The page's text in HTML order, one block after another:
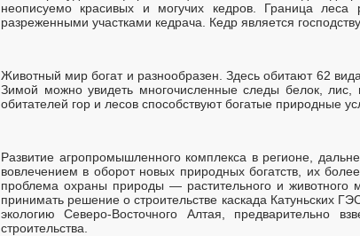
неописуемо красивых и могучих кедров. Граница
разреженными участками кедрача. Кедр является
Животный мир богат и разнообразен. Здесь обитают 62
Зимой можно увидеть многочисленные следы белок, лис,
обитателей гор и лесов способствуют богатые природные
Развитие агропромышленного комплекса в регионе,
вовлечением в оборот новых природных богатств, их
проблема охраны природы — растительного и животного
принимать решение о строительстве каскада Катуньских
экологию Северо-Восточного Алтая, предварительно
строительства.